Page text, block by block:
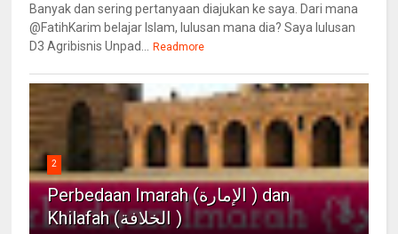
Banyak dan sering pertanyaan diajukan ke saya. Dari mana
@FatihKarim belajar Islam, lulusan mana dia? Saya lulusan
D3 Agribisnis Unpad...
Readmore
2
Perbedaan Imarah (الإمارة ) dan
Khilafah (الخلافة )